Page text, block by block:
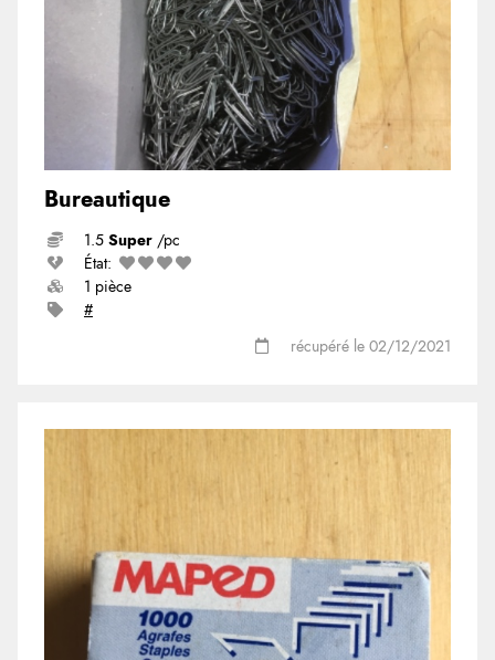
Bureautique
1.5 Super /pc
État:
1 pièce
#
récupéré le 02/12/2021